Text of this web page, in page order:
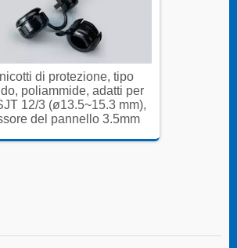
di protezione, tipo
poliammide, adatti per
12/3 (ø13.5~15.3 mm),
del pannello 3.5mm